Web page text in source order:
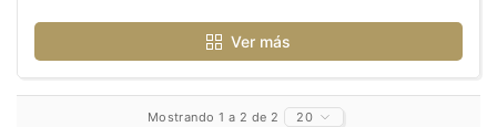
Ver más
Mostrando 1 a 2 de 2 20